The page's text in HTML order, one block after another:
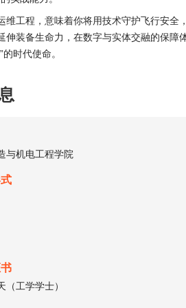
维工程，意味着你将用技术守护飞行安全
伸装备生命力，在数字与实体交融的保
时代使命。
与机电工程学院
（工学学士）